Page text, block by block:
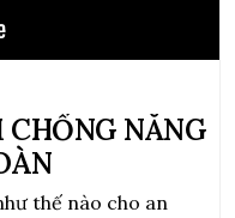
CHỐNG NẮNG
thế nào cho an